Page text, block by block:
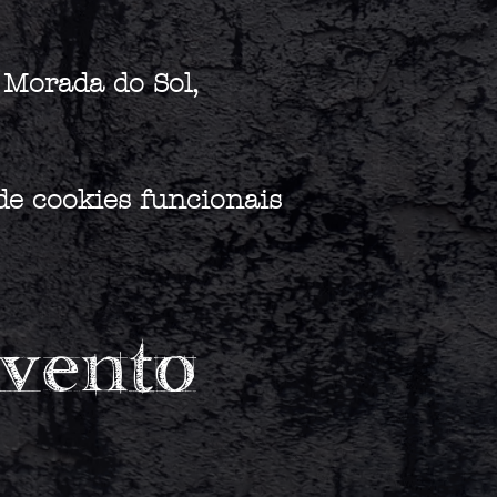
do Sol,
cookies funcionais